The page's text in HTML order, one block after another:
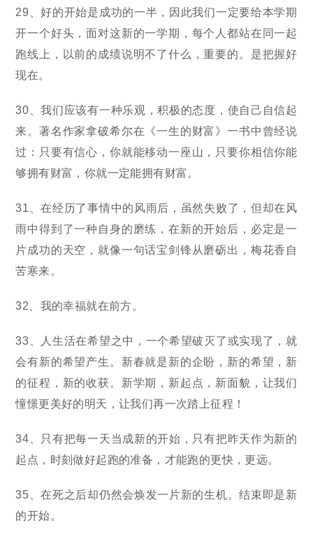
29、好的开始是成功的一半，因此我们一定要给本学期
开一个好头，面对这新的一学期，每个人都站在同一起
跑线上，以前的成绩说明不了什么，重要的。是把握好
现在。
30、我们应该有一种乐观，积极的态度，使自己自信起
来。著名作家拿破希尔在《一生的财富》一书中曾经说
过：只要有信心，你就能移动一座山，只要你相信你能
够拥有财富，你就一定能拥有财富。
31、在经历了事情中的风雨后，虽然失败了，但却在风
雨中得到了一种自身的磨练，在新的开始后，必定是一
片成功的天空，就像一句话宝剑锋从磨砺出，梅花香自
苦寒来。
32、我的幸福就在前方。
33、人生活在希望之中，一个希望破灭了或实现了，就
会有新的希望产生。新春就是新的企盼，新的希望，新
的征程，新的收获。新学期，新起点，新面貌，让我们
憧憬更美好的明天，让我们再一次踏上征程！
34、只有把每一天当成新的开始，只有把昨天作为新的
起点，时刻做好起跑的准备，才能跑的更快，更远。
35、在死之后却仍然会焕发一片新的生机。结束即是新
的开始。